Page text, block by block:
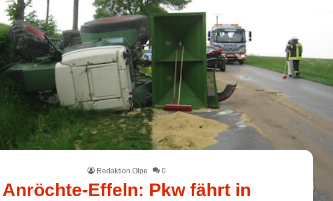
Redaktion Olpe 0
Anröchte-Effeln: Pkw fährt in